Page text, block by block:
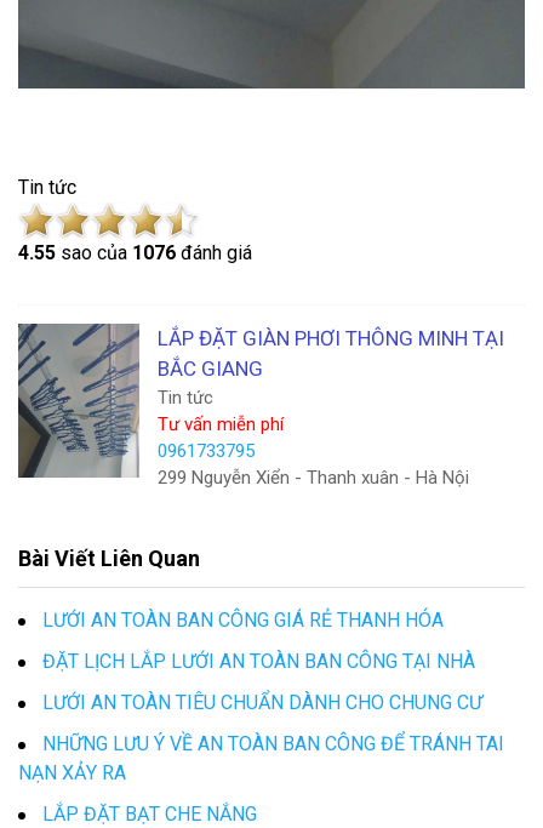
Tin tức
4.55 sao của 1076 đánh giá
LẮP ĐẶT GIÀN PHƠI THÔNG MINH TẠI
BẮC GIANG
Tin tức
Tư vấn miễn phí
0961733795
299 Nguyễn Xiển - Thanh xuân - Hà Nội
Bài Viết Liên Quan
LƯỚI AN TOÀN BAN CÔNG GIÁ RẺ THANH HÓA
ĐẶT LỊCH LẮP LƯỚI AN TOÀN BAN CÔNG TẠI NHÀ
LƯỚI AN TOÀN TIÊU CHUẨN DÀNH CHO CHUNG CƯ
NHỮNG LƯU Ý VỀ AN TOÀN BAN CÔNG ĐỂ TRÁNH TAI
NẠN XẢY RA
LẮP ĐẶT BẠT CHE NẮNG